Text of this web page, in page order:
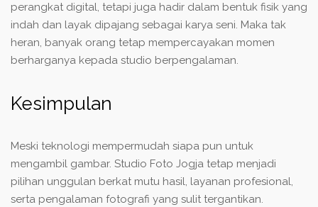
perangkat digital, tetapi juga hadir dalam bentuk fisik yang
indah dan layak dipajang sebagai karya seni. Maka tak
heran, banyak orang tetap mempercayakan momen
berharganya kepada studio berpengalaman.
Kesimpulan
Meski teknologi mempermudah siapa pun untuk
mengambil gambar. Studio Foto Jogja tetap menjadi
pilihan unggulan berkat mutu hasil, layanan profesional,
serta pengalaman fotografi yang sulit tergantikan.